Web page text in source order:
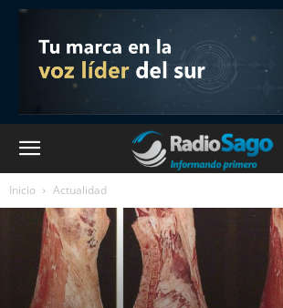
Inicio Actualidad